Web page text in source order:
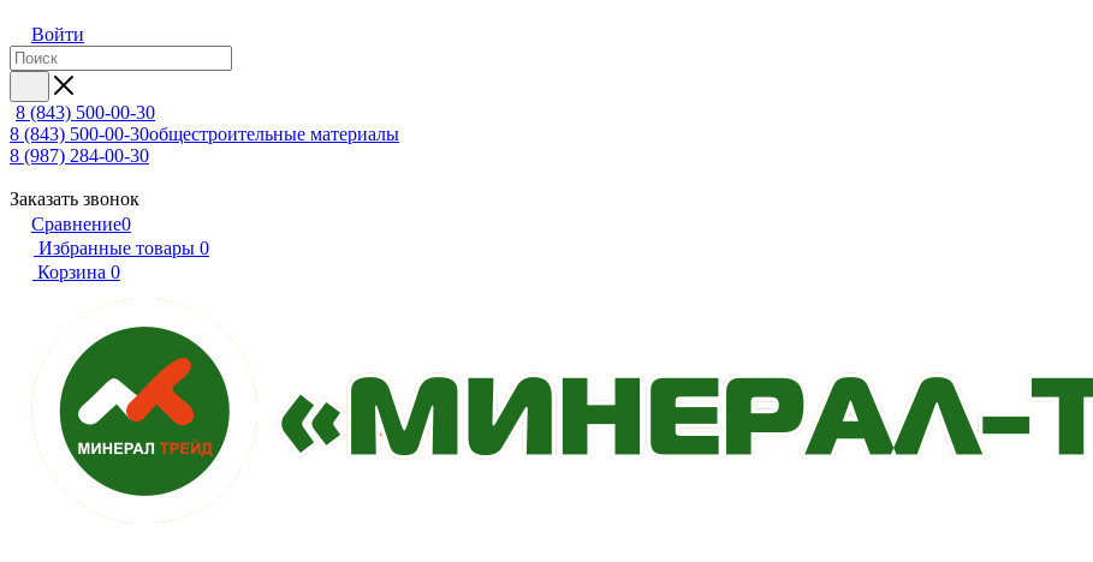
Войти
8 (843) 500-00-30
8 (843) 500-00-30общестроительные материалы
8 (987) 284-00-30
Заказать звонок
Сравнение0
Избранные товары 0
Корзина 0